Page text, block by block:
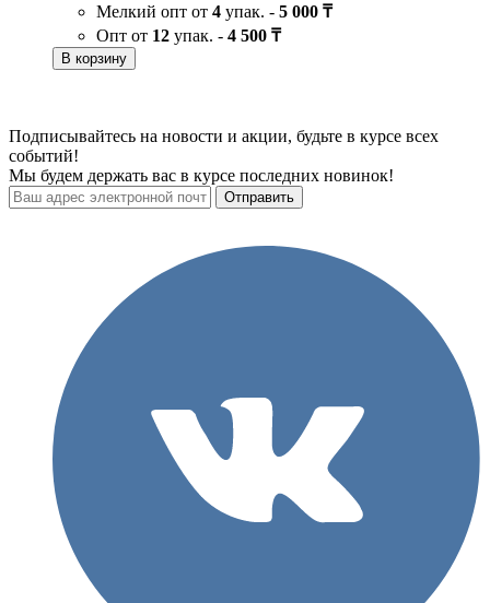
Мелкий опт от 4 упак. - 5 000 ₸
Опт от 12 упак. - 4 500 ₸
В корзину
Подписывайтесь на новости и акции, будьте в курсе всех
событий!
Мы будем держать вас в курсе последних новинок!